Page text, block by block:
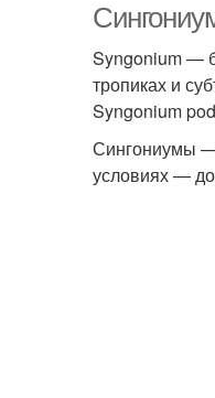
Syngonium —
тропиках и
Syngonium
Сингониумы
условиях —